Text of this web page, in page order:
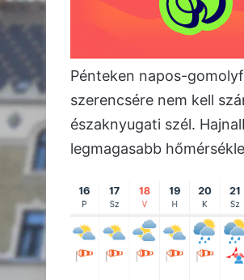
Pénteken napos-
szerencsére nem kell
északnyugati szél.
legmagasabb